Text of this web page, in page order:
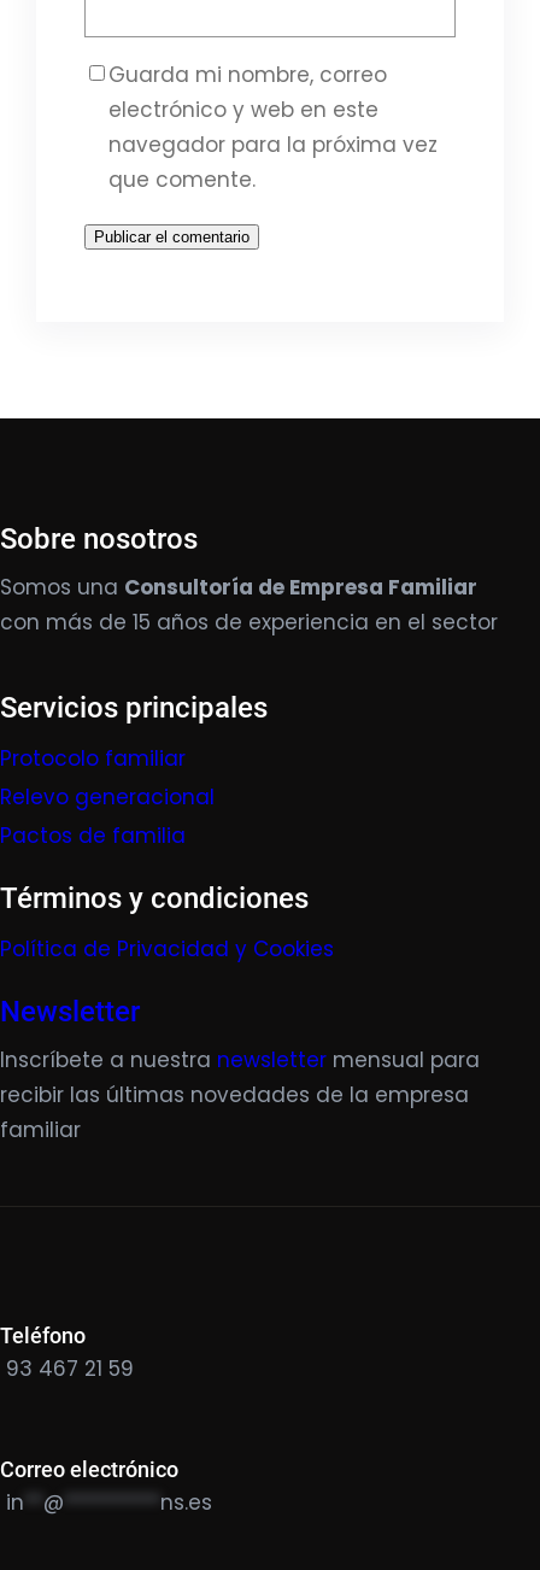
Guarda mi nombre, correo
electrónico y web en este
navegador para la próxima vez
que comente.
Sobre nosotros
Somos una Consultoría de Empresa Familiar
con más de 15 años de experiencia en el sector
Servicios principales
Protocolo familiar
Relevo generacional
Pactos de familia
Términos y condiciones
Política de Privacidad y Cookies
Newsletter
Inscríbete a nuestra newsletter mensual para
recibir las últimas novedades de la empresa
familiar
Teléfono
93 467 21 59
Correo electrónico
in @ ********** ns.es